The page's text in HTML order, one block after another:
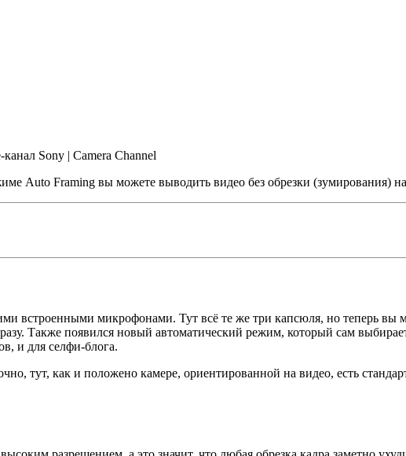
Sony | Camera Channel
Auto Framing вы можете выводить видео без обрезки (зумирования)
встроенными микрофонами. Тут всё те же три капсюля, но теперь вы
Также появился новый автоматический режим, который сам
и для селфи-блога.
тут, как и положено камере, ориентированной на видео, есть